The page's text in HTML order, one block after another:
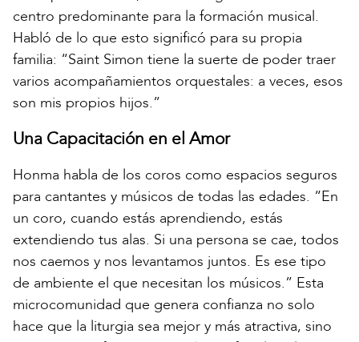
centro predominante para la formación musical.
Habló de lo que esto significó para su propia
familia: “Saint Simon tiene la suerte de poder traer
varios acompañamientos orquestales: a veces, esos
son mis propios hijos.”
Una Capacitación en el Amor
Honma habla de los coros como espacios seguros
para cantantes y músicos de todas las edades. “En
un coro, cuando estás aprendiendo, estás
extendiendo tus alas. Si una persona se cae, todos
nos caemos y nos levantamos juntos. Es ese tipo
de ambiente el que necesitan los músicos.” Esta
microcomunidad que genera confianza no solo
hace que la liturgia sea mejor y más atractiva, sino